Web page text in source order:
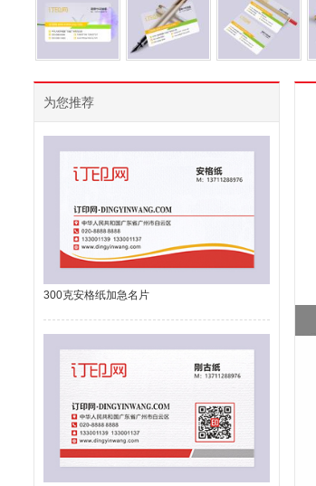
为您推荐
300克安格纸加急名片